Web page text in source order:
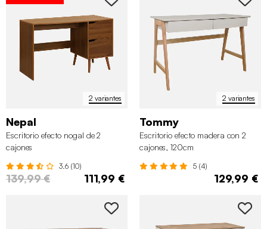
2 variantes
Nepal
Escritorio efecto nogal de 2
cajones
3.6 (10)
139,99 € 111,99 €
2 variantes
Tommy
Escritorio efecto madera con 2
cajones, 120cm
5 (4)
129,99 €